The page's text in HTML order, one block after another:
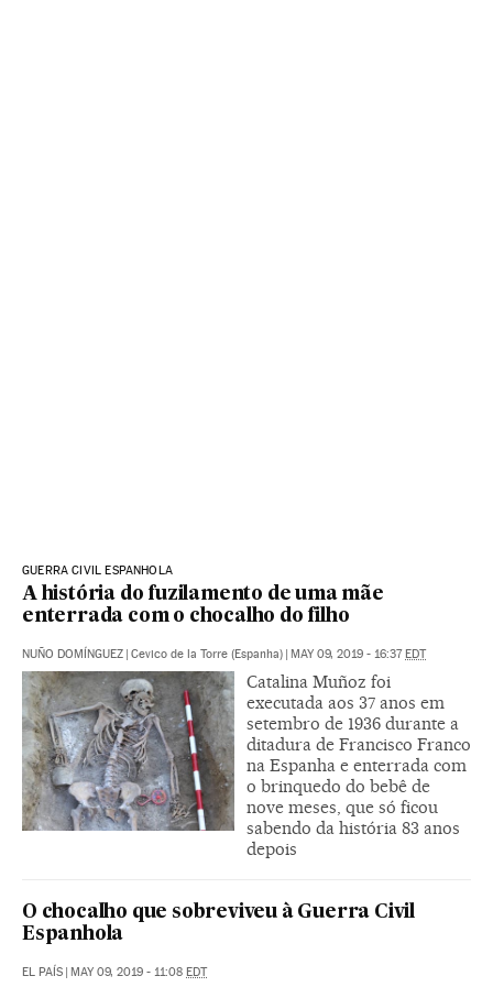
GUERRA CIVIL ESPANHOLA
A história do fuzilamento de uma mãe
enterrada com o chocalho do filho
NUÑO DOMÍNGUEZ | Cevico de la Torre (Espanha) | MAY 09, 2019 - 16:37EDT
Catalina Muñoz foi
executada aos 37 anos em
setembro de 1936 durante a
ditadura de Francisco Franco
na Espanha e enterrada com
o brinquedo do bebê de
nove meses, que só ficou
sabendo da história 83 anos
depois
O chocalho que sobreviveu à Guerra Civil
Espanhola
EL PAÍS | MAY 09, 2019 - 11:08 EDT